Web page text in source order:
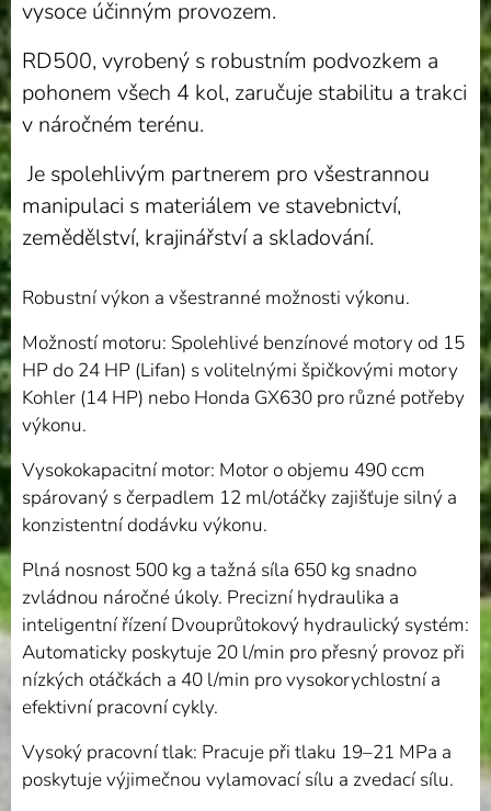
vysoce účinným provozem.
RD500, vyrobený s robustním podvozkem a
pohonem všech 4 kol, zaručuje stabilitu a trakci
v náročném terénu.
Je spolehlivým partnerem pro všestrannou
manipulaci s materiálem ve stavebnictví,
zemědělství, krajinářství a skladování.
Robustní výkon a všestranné možnosti výkonu.
Možností motoru: Spolehlivé benzínové motory od 15
HP do 24 HP (Lifan) s volitelnými špičkovými motory
Kohler (14 HP) nebo Honda GX630 pro různé potřeby
výkonu.
Vysokokapacitní motor: Motor o objemu 490 ccm
spárovaný s čerpadlem 12 ml/otáčky zajišťuje silný a
konzistentní dodávku výkonu.
Plná nosnost 500 kg a tažná síla 650 kg snadno
zvládnou náročné úkoly. Precizní hydraulika a
inteligentní řízení Dvouprůtokový hydraulický systém:
Automaticky poskytuje 20 l/min pro přesný provoz při
nízkých otáčkách a 40 l/min pro vysokorychlostní a
efektivní pracovní cykly.
Vysoký pracovní tlak: Pracuje při tlaku 19–21 MPa a
poskytuje výjimečnou vylamovací sílu a zvedací sílu.